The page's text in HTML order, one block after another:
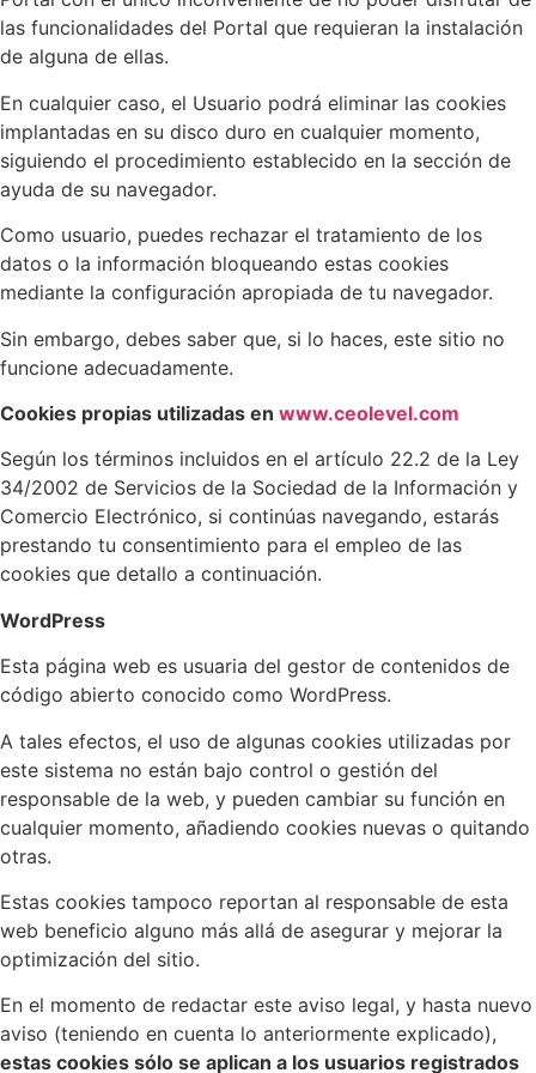
las funcionalidades del Portal que requieran la instalación
de alguna de ellas.
En cualquier caso, el Usuario podrá eliminar las cookies
implantadas en su disco duro en cualquier momento,
siguiendo el procedimiento establecido en la sección de
ayuda de su navegador.
Como usuario, puedes rechazar el tratamiento de los
datos o la información bloqueando estas cookies
mediante la configuración apropiada de tu navegador.
Sin embargo, debes saber que, si lo haces, este sitio no
funcione adecuadamente.
Cookies propias utilizadas en www.ceolevel.com
Según los términos incluidos en el artículo 22.2 de la Ley
34/2002 de Servicios de la Sociedad de la Información y
Comercio Electrónico, si continúas navegando, estarás
prestando tu consentimiento para el empleo de las
cookies que detallo a continuación.
WordPress
Esta página web es usuaria del gestor de contenidos de
código abierto conocido como WordPress.
A tales efectos, el uso de algunas cookies utilizadas por
este sistema no están bajo control o gestión del
responsable de la web, y pueden cambiar su función en
cualquier momento, añadiendo cookies nuevas o quitando
otras.
Estas cookies tampoco reportan al responsable de esta
web beneficio alguno más allá de asegurar y mejorar la
optimización del sitio.
En el momento de redactar este aviso legal, y hasta nuevo
aviso (teniendo en cuenta lo anteriormente explicado),
estas cookies sólo se aplican a los usuarios registrados